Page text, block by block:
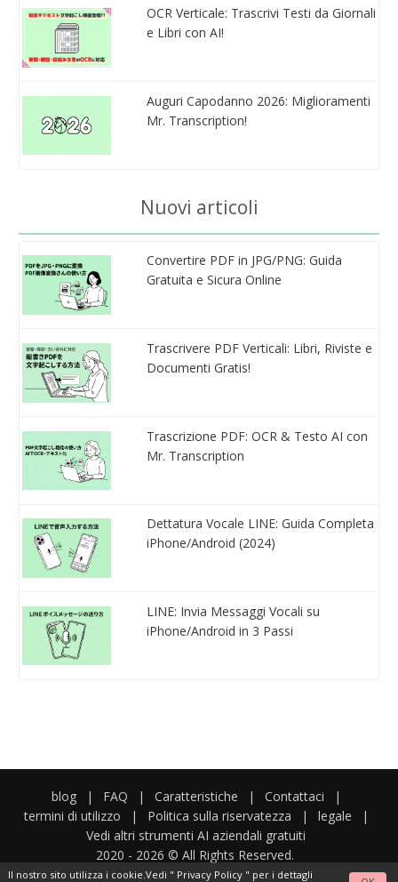
OCR Verticale: Trascrivi Testi da Giornali
e Libri con AI!
Auguri Capodanno 2026: Miglioramenti
Mr. Transcription!
Nuovi articoli
Convertire PDF in JPG/PNG: Guida
Gratuita e Sicura Online
Trascrivere PDF Verticali: Libri, Riviste e
Documenti Gratis!
Trascrizione PDF: OCR & Testo AI con
Mr. Transcription
Dettatura Vocale LINE: Guida Completa
iPhone/Android (2024)
LINE: Invia Messaggi Vocali su
iPhone/Android in 3 Passi
blog | FAQ | Caratteristiche | Contattaci
|
termini di utilizzo
| Politica sulla riservatezza | legale
|
Vedi altri strumenti AI aziendali gratuiti
2020 - 2026 © All Rights Reserved.
Il nostro sito utilizza i cookie.Vedi " Privacy Policy" per i dettagli